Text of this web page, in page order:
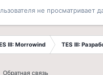
не просматривает
III: Morrowind TES III:
Обратная связь